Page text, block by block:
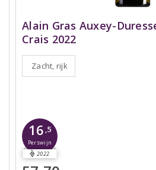
Alain Gras Auxey-
Crais 2022
Zacht, rijk
16 ,5
Perswijn
2022